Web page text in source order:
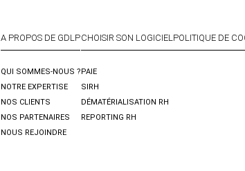
A PROPOS DE GDLP
QUI SOMMES-NOUS ?
NOTRE EXPERTISE
NOS CLIENTS
NOS PARTENAIRES
NOUS REJOINDRE
CHOISIR SON LOGICIEL
PAIE
SIRH
DÉMATÉRIALISATION RH
REPORTING RH
POLITIQUE DE